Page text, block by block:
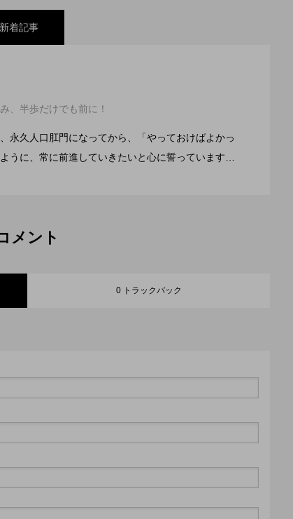
着記事
、半歩だけでも前に！
永久人口肛門になってから、「やっておけばよかっ
うに、常に前進していきたいと心に誓っています。
メント
0 トラックバック